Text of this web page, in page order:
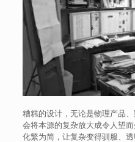
糟糕的设计，无论是物理产品
会将本源的复杂放大成令人望
化繁为简，让复杂变得驯服、